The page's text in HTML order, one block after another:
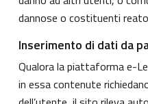
dannose o costituenti
Inserimento di dati da
Qualora la piattaforma e-
in essa contenute